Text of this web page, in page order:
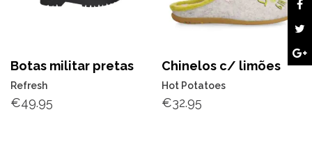
Botas militar pretas
Refresh
€49.95
Chinelos c/ limões
Hot Potatoes
€32.95